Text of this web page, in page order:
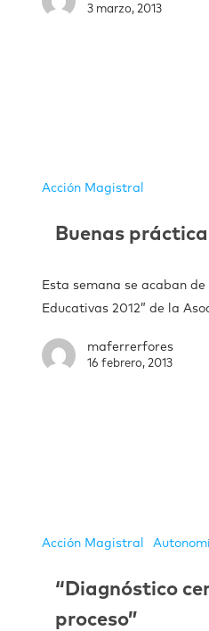
3 marzo, 2013
Acción Magistral
Buenas
Esta semana se acaban
Educativas 2012” de la
maferrerfores
16 febrero, 2013
Acción Magistral
“Diagnóstico
proceso”